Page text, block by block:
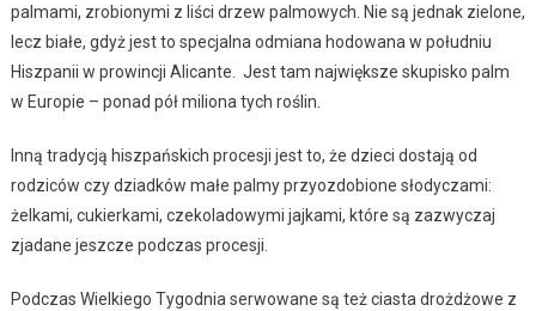
palmami, zrobionymi z liści drzew palmowych. Nie są jednak zielone,
lecz białe, gdyż jest to specjalna odmiana hodowana w południu
Hiszpanii w prowincji Alicante. Jest tam największe skupisko palm
w Europie – ponad pół miliona tych roślin.
Inną tradycją hiszpańskich procesji jest to, że dzieci dostają od
rodziców czy dziadków małe palmy przyozdobione słodyczami:
żelkami, cukierkami, czekoladowymi jajkami, które są zazwyczaj
zjadane jeszcze podczas procesji.
Podczas Wielkiego Tygodnia serwowane są też ciasta drożdżowe z